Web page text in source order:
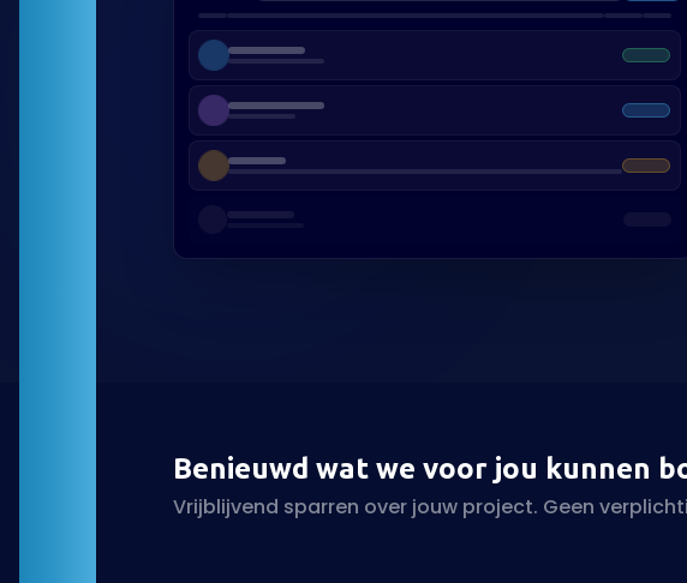
Benieuwd wat we voor jou kunnen
Vrijblijvend sparren over jouw project. Geen